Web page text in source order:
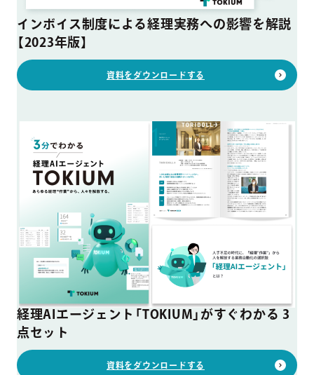
インボイス制度による経理実務への影響を解説
【2023年版】
資料をダウンロードする
経理AIエージェント「TOKIUM」がすぐわかる 3
点セット
資料をダウンロードする